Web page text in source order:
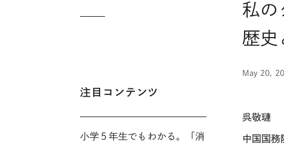
私の
歴史
May 20,
呉敬璉
中国国務
注目コンテンツ
小学５年生でもわかる。「消